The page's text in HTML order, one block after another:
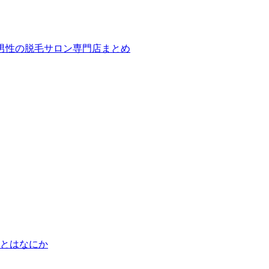
性の脱毛サロン専門店まとめ
はなにか